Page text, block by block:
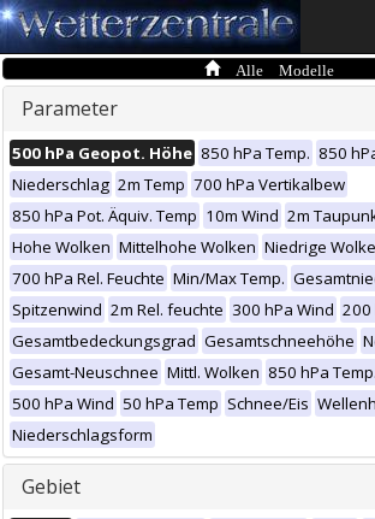
Alle Modelle
Parameter
500 hPa Geopot. Höhe 850 hPa Temp. 850
Niederschlag 2m Temp 700 hPa Vertikalbew
850 hPa Pot. Äquiv. Temp 10m Wind 2m
Hohe Wolken Mittelhohe Wolken Niedrige
700 hPa Rel. Feuchte Min/Max Temp.
Spitzenwind 2m Rel. feuchte 300 hPa Wind 200
Gesamtbedeckungsgrad Gesamtschneehöhe
Gesamt-Neuschnee Mittl. Wolken 850 hPa
500 hPa Wind 50 hPa Temp Schnee/Eis
Niederschlagsform
Gebiet